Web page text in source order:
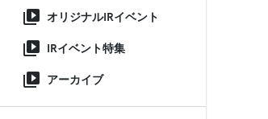
オリジナルIRイベント
IRイベント特集
アーカイブ